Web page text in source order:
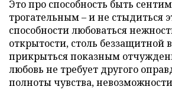
Это про способность быть
трогательным – и не стыдиться
способности любоваться
открытости, столь беззащитной
прикрыться показным
любовь не требует другого
полноты чувства,